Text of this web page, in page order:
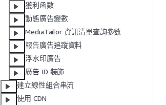
獲利函數
動態廣告變數
MediaTailor 資訊清單查詢參數
報告廣告追蹤資料
浮水印廣告
廣告 ID 裝飾
建立線性組合串流
使用 CDN